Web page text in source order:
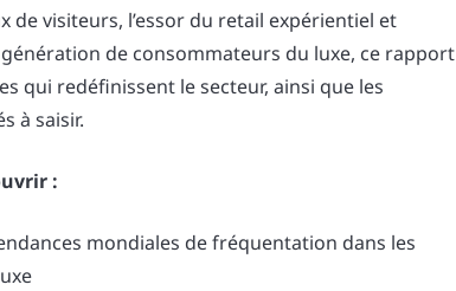
de visiteurs, l’essor du retail expérientiel et
génération de consommateurs du luxe, ce rapport
qui redéfinissent le secteur, ainsi que les
à saisir.
:
mondiales de fréquentation dans les